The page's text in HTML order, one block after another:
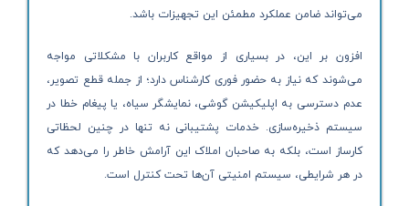
می‌تواند ضامن عملکرد مطمئن این تجهیزات باشد.
افزون بر این، در بسیاری از مواقع کاربران با مشکلاتی مواجه
می‌شوند که نیاز به حضور فوری کارشناس دارد؛ از جمله قطع تصویر،
عدم دسترسی به اپلیکیشن گوشی، نمایشگر سیاه، یا پیغام خطا در
سیستم ذخیره‌سازی. خدمات پشتیبانی نه تنها در چنین لحظاتی
کارساز است، بلکه به صاحبان املاک این آرامش خاطر را می‌دهد که
در هر شرایطی، سیستم امنیتی آن‌ها تحت کنترل است.